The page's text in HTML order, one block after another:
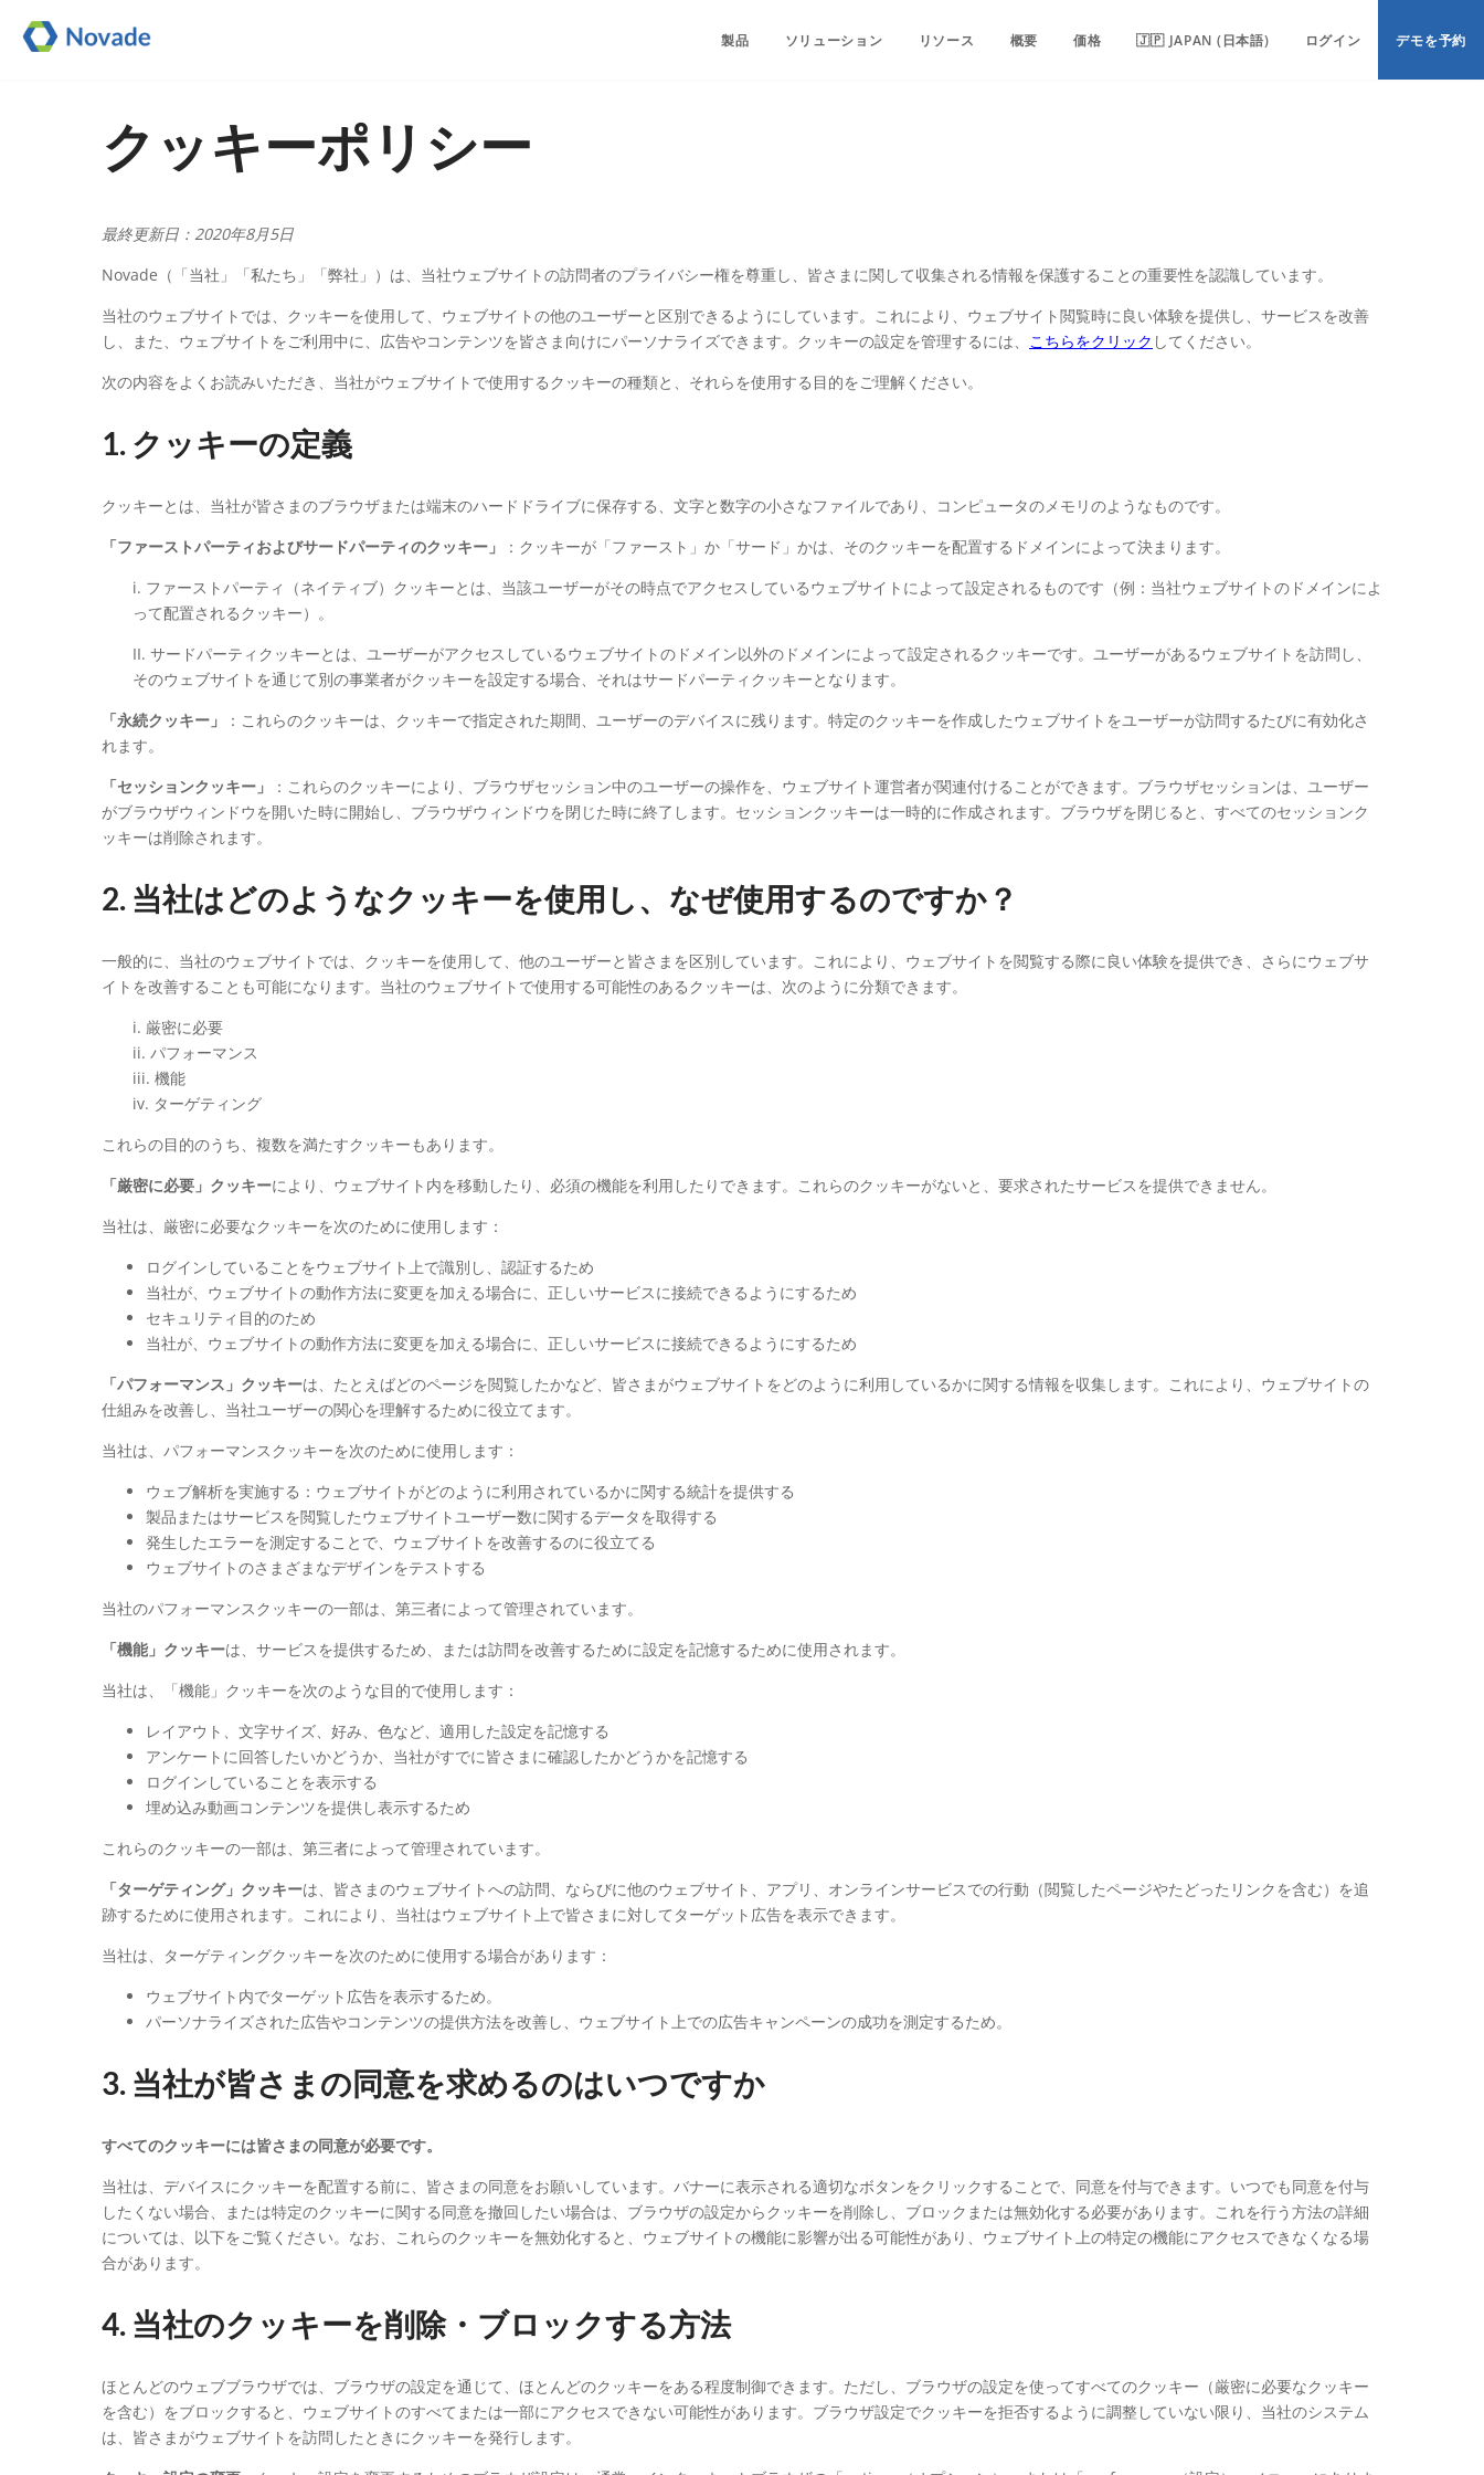
製品 ソリューション リソース 概要 価格 🇯🇵 JAPAN (日本語) ログイン デモを予約
クッキーポリシー
最終更新日：2020年8月5日
Novade（「当社」「私たち」「弊社」）は、当社ウェブサイトの訪問者のプライバシー権を尊重し、皆さまに関して収集される情報を保護することの重要性を認識しています。
当社のウェブサイトでは、クッキーを使用して、ウェブサイトの他のユーザーと区別できるようにしています。これにより、ウェブサイト閲覧時に良い体験を提供し、サービスを改善
し、また、ウェブサイトをご利用中に、広告やコンテンツを皆さま向けにパーソナライズできます。クッキーの設定を管理するには、
こちらをクリック してください。
次の内容をよくお読みいただき、当社がウェブサイトで使用するクッキーの種類と、それらを使用する目的をご理解ください。
1. クッキーの定義
クッキーとは、当社が皆さまのブラウザまたは端末のハードドライブに保存する、文字と数字の小さなファイルであり、コンピュータのメモリのようなものです。
「ファーストパーティおよびサードパーティのクッキー」
：クッキーが「ファースト」か「サード」かは、そのクッキーを配置するドメインによって決まります。
i. ファーストパーティ（ネイティブ）クッキーとは、当該ユーザーがその時点でアクセスしているウェブサイトによって設定されるものです（例：当社ウェブサイトのドメインによ
って配置されるクッキー）。
II. サードパーティクッキーとは、ユーザーがアクセスしているウェブサイトのドメイン以外のドメインによって設定されるクッキーです。ユーザーがあるウェブサイトを訪問し、
そのウェブサイトを通じて別の事業者がクッキーを設定する場合、それはサードパーティクッキーとなります。
「永続クッキー」
：これらのクッキーは、クッキーで指定された期間、ユーザーのデバイスに残ります。特定のクッキーを作成したウェブサイトをユーザーが訪問するたびに有効化さ
れます。
「セッションクッキー」
：これらのクッキーにより、ブラウザセッション中のユーザーの操作を、ウェブサイト運営者が関連付けることができます。ブラウザセッションは、ユーザー
がブラウザウィンドウを開いた時に開始し、ブラウザウィンドウを閉じた時に終了します。セッションクッキーは一時的に作成されます。ブラウザを閉じると、すべてのセッションク
ッキーは削除されます。
2. 当社はどのようなクッキーを使用し、なぜ使用するのですか？
一般的に、当社のウェブサイトでは、クッキーを使用して、他のユーザーと皆さまを区別しています。これにより、ウェブサイトを閲覧する際に良い体験を提供でき、さらにウェブサ
イトを改善することも可能になります。当社のウェブサイトで使用する可能性のあるクッキーは、次のように分類できます。
i. 厳密に必要
ii. パフォーマンス
iii. 機能
iv. ターゲティング
これらの目的のうち、複数を満たすクッキーもあります。
「厳密に必要」クッキーにより、ウェブサイト内を移動したり、必須の機能を利用したりできます。これらのクッキーがないと、要求されたサービスを提供できません。
当社は、厳密に必要なクッキーを次のために使用します：
ログインしていることをウェブサイト上で識別し、認証するため
当社が、ウェブサイトの動作方法に変更を加える場合に、正しいサービスに接続できるようにするため
セキュリティ目的のため
当社が、ウェブサイトの動作方法に変更を加える場合に、正しいサービスに接続できるようにするため
「パフォーマンス」クッキーは、たとえばどのページを閲覧したかなど、皆さまがウェブサイトをどのように利用しているかに関する情報を収集します。これにより、ウェブサイトの
仕組みを改善し、当社ユーザーの関心を理解するために役立てます。
当社は、パフォーマンスクッキーを次のために使用します：
ウェブ解析を実施する：ウェブサイトがどのように利用されているかに関する統計を提供する
製品またはサービスを閲覧したウェブサイトユーザー数に関するデータを取得する
発生したエラーを測定することで、ウェブサイトを改善するのに役立てる
ウェブサイトのさまざまなデザインをテストする
当社のパフォーマンスクッキーの一部は、第三者によって管理されています。
「機能」クッキーは、サービスを提供するため、または訪問を改善するために設定を記憶するために使用されます。
当社は、「機能」クッキーを次のような目的で使用します：
レイアウト、文字サイズ、好み、色など、適用した設定を記憶する
アンケートに回答したいかどうか、当社がすでに皆さまに確認したかどうかを記憶する
ログインしていることを表示する
埋め込み動画コンテンツを提供し表示するため
これらのクッキーの一部は、第三者によって管理されています。
「ターゲティング」クッキーは、皆さまのウェブサイトへの訪問、ならびに他のウェブサイト、アプリ、オンラインサービスでの行動（閲覧したページやたどったリンクを含む）を追
跡するために使用されます。これにより、当社はウェブサイト上で皆さまに対してターゲット広告を表示できます。
当社は、ターゲティングクッキーを次のために使用する場合があります：
ウェブサイト内でターゲット広告を表示するため。
パーソナライズされた広告やコンテンツの提供方法を改善し、ウェブサイト上での広告キャンペーンの成功を測定するため。
3. 当社が皆さまの同意を求めるのはいつですか
すべてのクッキーには皆さまの同意が必要です。
当社は、デバイスにクッキーを配置する前に、皆さまの同意をお願いしています。バナーに表示される適切なボタンをクリックすることで、同意を付与できます。いつでも同意を付与
したくない場合、または特定のクッキーに関する同意を撤回したい場合は、ブラウザの設定からクッキーを削除し、ブロックまたは無効化する必要があります。これを行う方法の詳細
については、以下をご覧ください。なお、これらのクッキーを無効化すると、ウェブサイトの機能に影響が出る可能性があり、ウェブサイト上の特定の機能にアクセスできなくなる場
合があります。
4. 当社のクッキーを削除・ブロックする方法
ほとんどのウェブブラウザでは、ブラウザの設定を通じて、ほとんどのクッキーをある程度制御できます。ただし、ブラウザの設定を使ってすべてのクッキー（厳密に必要なクッキー
を含む）をブロックすると、ウェブサイトのすべてまたは一部にアクセスできない可能性があります。ブラウザ設定でクッキーを拒否するように調整していない限り、当社のシステム
は、皆さまがウェブサイトを訪問したときにクッキーを発行します。